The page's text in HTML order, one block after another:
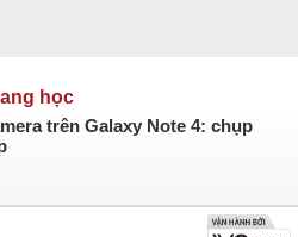
học
trên Galaxy Note 4: chụp